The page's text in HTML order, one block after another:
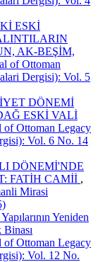
ESKİ
AK-BEŞİM,
of Ottoman
Dergisi): Vol. 5
DÖNEMİ
ESKİ VALİ
of Ottoman Legacy
Vol. 6 No. 14
DÖNEMİ'NDE
FATİH CAMİİ ,
Mirasi
Yeniden
of Ottoman Legacy
Vol. 12 No.